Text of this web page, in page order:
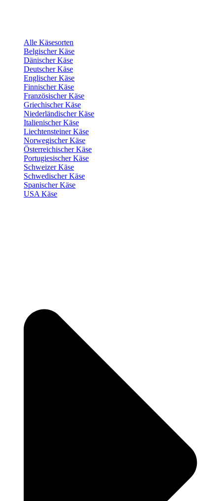
Alle Käsesorten
Belgischer Käse
Dänischer Käse
Deutscher Käse
Englischer Käse
Finnischer Käse
Französischer Käse
Griechischer Käse
Niederländischer Käse
Italienischer Käse
Liechtensteiner Käse
Norwegischer Käse
Österreichischer Käse
Portugiesischer Käse
Schweizer Käse
Schwedischer Käse
Spanischer Käse
USA Käse